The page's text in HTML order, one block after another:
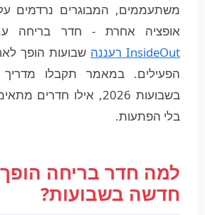
משתעממים, המבוגרים נרדמים
אופציה אחרת - חדר בריחה
InsideOut רעננה
שבועות הופך
הפעילים. במאמר תקבלו
בשבועות 2026, אילו
בלי הפתעות.
למה חדר בריחה
חדשה בשבועות?